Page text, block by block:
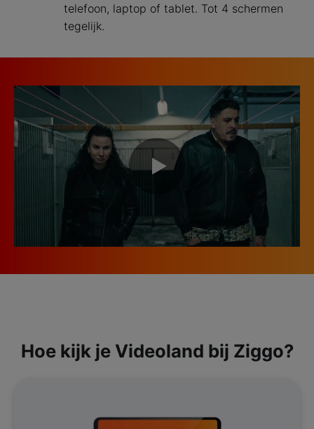
telefoon, laptop of tablet. Tot 4 schermen
tegelijk.
Hoe kijk je Videoland bij Ziggo?